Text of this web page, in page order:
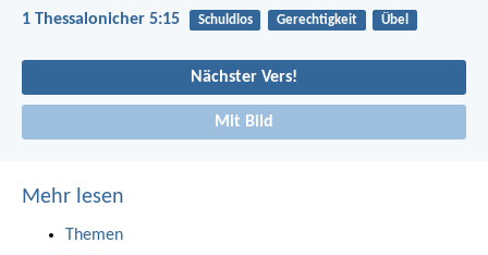
1 Thessalonicher 5:15 Schuldlos Gerechtigkeit Übel
Nächster Vers!
Mit Bild
Mehr lesen
Themen